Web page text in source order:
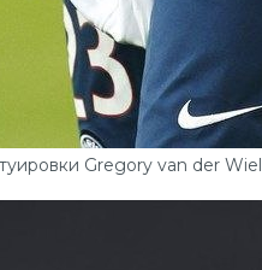
Gregory van der Wiel